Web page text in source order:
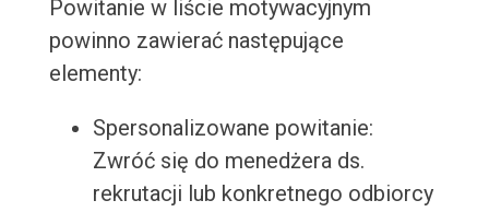
Powitanie w liście motywacyjnym
powinno zawierać następujące
elementy:
Spersonalizowane powitanie:
Zwróć się do menedżera ds.
rekrutacji lub konkretnego odbiorcy